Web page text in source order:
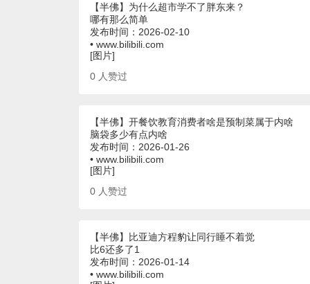
【半佛】为什么超市学不了胖东来？
哪有那么简单
发布时间：2026-02-10
• www.bilibili.com
[图片]
0 人赞过
【半佛】开餐饮教育消费者啥是预制菜属于内啥
脑袋多少有点内啥
发布时间：2026-01-26
• www.bilibili.com
[图片]
0 人赞过
【半佛】比亚迪方程豹让同行睡不着觉
比6还多了1
发布时间：2026-01-14
• www.bilibili.com